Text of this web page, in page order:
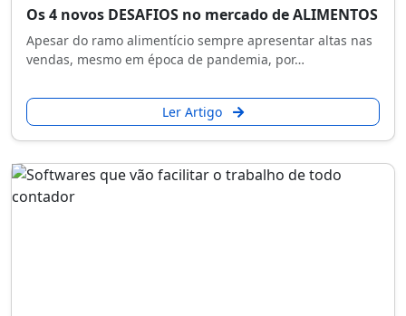
Os 4 novos DESAFIOS no mercado de ALIMENTOS
Apesar do ramo alimentício sempre apresentar altas nas
vendas, mesmo em época de pandemia, por…
Ler Artigo